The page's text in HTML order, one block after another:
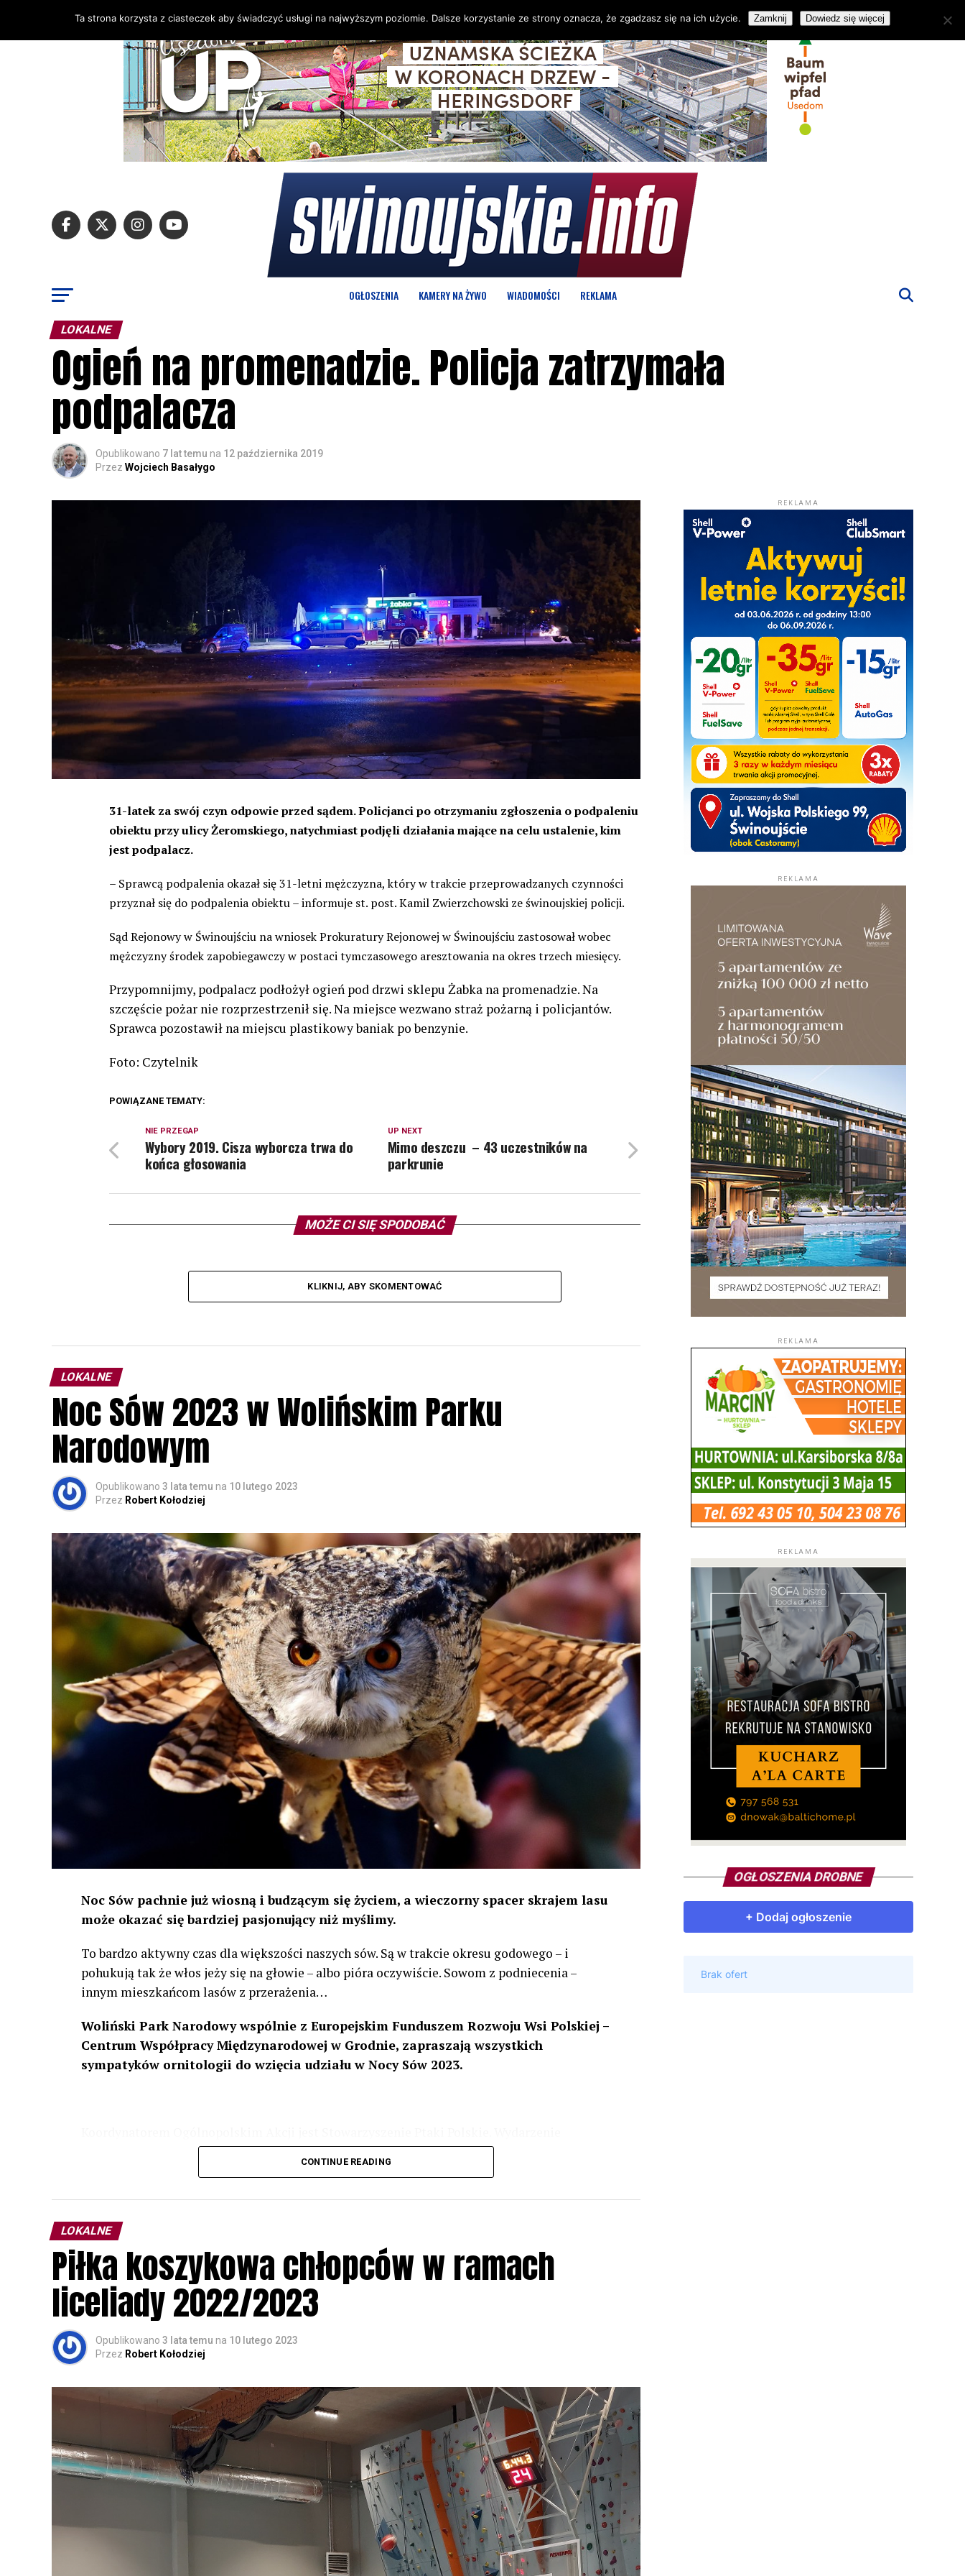
OGŁOSZENIA KAMERY NA ŻYWO WIADOMOŚCI REKLAMA
LOKALNE
Ogień na promenadzie. Policja zatrzymała
podpalacza
Opublikowano 7 lat temu na 12 października 2019
Przez Wojciech Basałygo
31-latek za swój czyn odpowie przed sądem. Policjanci po otrzymaniu zgłoszenia o podpaleniu
obiektu przy ulicy Żeromskiego, natychmiast podjęli działania mające na celu ustalenie, kim
jest podpalacz.
– Sprawcą podpalenia okazał się 31-letni mężczyzna, który w trakcie przeprowadzanych czynności
przyznał się do podpalenia obiektu – informuje st. post. Kamil Zwierzchowski ze świnoujskiej policji.
Sąd Rejonowy w Świnoujściu na wniosek Prokuratury Rejonowej w Świnoujściu zastosował wobec
mężczyzny środek zapobiegawczy w postaci tymczasowego aresztowania na okres trzech miesięcy.
Przypomnijmy, podpalacz podłożył ogień pod drzwi sklepu Żabka na promenadzie. Na
szczęście pożar nie rozprzestrzenił się. Na miejsce wezwano straż pożarną i policjantów.
Sprawca pozostawił na miejscu plastikowy baniak po benzynie.
Foto: Czytelnik
POWIĄZANE TEMATY:
UP NEXT
Mimo deszczu – 43 uczestników na
parkrunie
NIE PRZEGAP
Wybory 2019. Cisza wyborcza trwa do
końca głosowania
MOŻE CI SIĘ SPODOBAĆ
KLIKNIJ, ABY SKOMENTOWAĆ
LOKALNE
Noc Sów 2023 w Wolińskim Parku
Narodowym
Opublikowano 3 lata temu na 10 lutego 2023
Przez Robert Kołodziej
Noc Sów pachnie już wiosną i budzącym się życiem, a wieczorny spacer skrajem lasu
może okazać się bardziej pasjonujący niż myślimy.
To bardzo aktywny czas dla większości naszych sów. Są w trakcie okresu godowego – i
pohukują tak że włos jeży się na głowie – albo pióra oczywiście. Sowom z podniecenia –
innym mieszkańcom lasów z przerażenia…
Woliński Park Narodowy wspólnie z Europejskim Funduszem Rozwoju Wsi Polskiej –
Centrum Współpracy Międzynarodowej w Grodnie, zapraszają wszystkich
sympatyków ornitologii do wzięcia udziału w Nocy Sów 2023.
odbędzie się w dniach24 i 25 lutego 2023 r. wg harmonogramu przedstawionego na
Wszystkich uczestników zapraszamy do udziału w Akcji, włączenia się w aktywne
rozpoznawanie głosów sów i wymianę doświadczeń przy grillu.Na wydarzenie obowiązują
zapisy.
CONTINUE READING
LOKALNE
Piłka koszykowa chłopców w ramach
liceliady 2022/2023
Opublikowano 3 lata temu na 10 lutego 2023
Przez Robert Kołodziej
REKLAMA
REKLAMA
REKLAMA
REKLAMA
OGŁOSZENIA DROBNE
Ta strona korzysta z ciasteczek aby świadczyć usługi na najwyższym poziomie. Dalsze korzystanie ze strony oznacza, że zgadzasz się na ich użycie. Zamknij Dowiedz się więcej